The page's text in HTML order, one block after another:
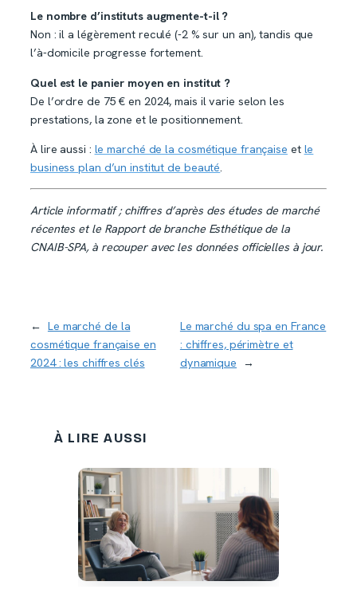
Le nombre d’instituts augmente-t-il ?
Non : il a légèrement reculé (-2 % sur un an), tandis que
l’à-domicile progresse fortement.
Quel est le panier moyen en institut ?
De l’ordre de 75 € en 2024, mais il varie selon les
prestations, la zone et le positionnement.
À lire aussi : le marché de la cosmétique française et le
business plan d’un institut de beauté.
Article informatif ; chiffres d’après des études de marché
récentes et le Rapport de branche Esthétique de la
CNAIB-SPA, à recouper avec les données officielles à jour.
← Le marché de la
cosmétique française en
2024 : les chiffres clés
Le marché du spa en France
: chiffres, périmètre et
dynamique
→
À LIRE AUSSI